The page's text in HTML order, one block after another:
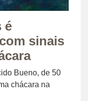
é
sinais
Bueno, de 50
chácara na